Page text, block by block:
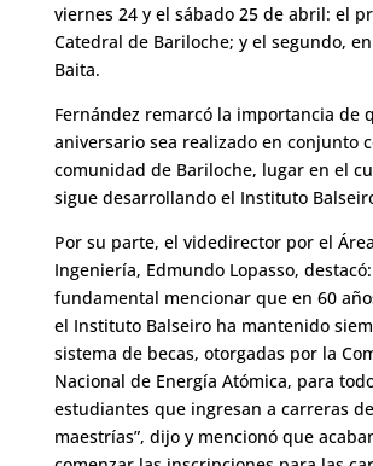
viernes 24 y el sábado 25 de abril: el
Catedral de Bariloche; y el segundo,
Baita.
Fernández remarcó la importancia de
aniversario sea realizado en conjunto
comunidad de Bariloche, lugar en el
sigue desarrollando el Instituto
Por su parte, el videdirector por el
Ingeniería, Edmundo Lopasso, destacó:
fundamental mencionar que en 60
el Instituto Balseiro ha mantenido
sistema de becas, otorgadas por la
Nacional de Energía Atómica, para
estudiantes que ingresan a carreras
maestrías”, dijo y mencionó que